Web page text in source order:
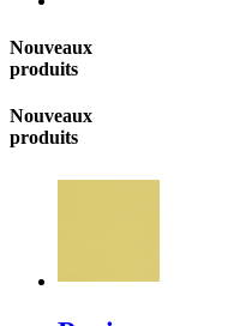
Nouveaux
produits
Nouveaux
produits